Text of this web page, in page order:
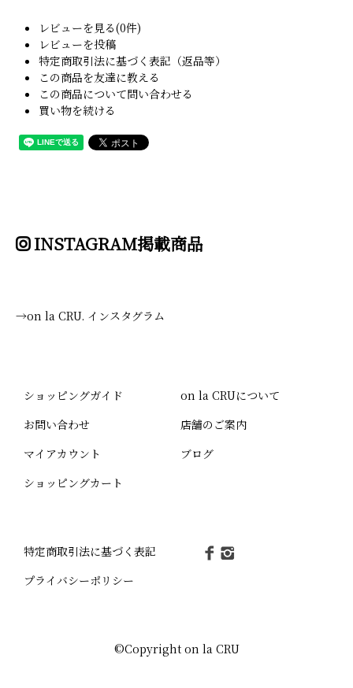
レビューを見る(0件)
レビューを投稿
特定商取引法に基づく表記（返品等）
この商品を友達に教える
この商品について問い合わせる
買い物を続ける
INSTAGRAM掲載商品
→on la CRU. インスタグラム
ショッピングガイド
お問い合わせ
マイアカウント
ショッピングカート
on la CRUについて
店舗のご案内
ブログ
特定商取引法に基づく表記
プライバシーポリシー
©Copyright on la CRU